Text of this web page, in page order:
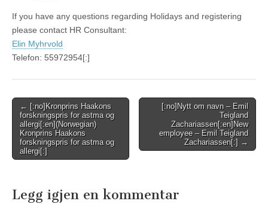
If you have any questions regarding Holidays and registering
please contact HR Consultant:
Elin Myhrvold
Telefon: 55972954[:]
Post
navigation
← [:no]Kronprins Haakons
forskningspris for astma og
allergi[:en](Norwegian)
Kronprins Haakons
forskningspris for astma og
allergi[:]
[:no]Nytt om navn – Emil
Teigland
Zachariassen[:en]New
employee – Emil Teigland
Zachariassen[:] →
Legg igjen en kommentar